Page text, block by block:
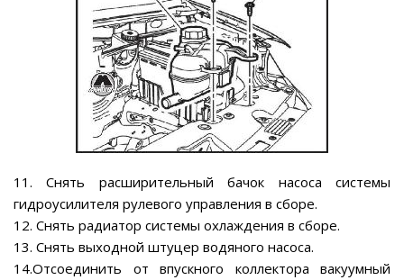
11. Снять расширительный бачок насоса системы
гидроусилителя рулевого управления в сборе.
12. Снять радиатор системы охлаждения в сборе.
13. Снять выходной штуцер водяного насоса.
14.Отсоединить от впускного коллектора вакуумный